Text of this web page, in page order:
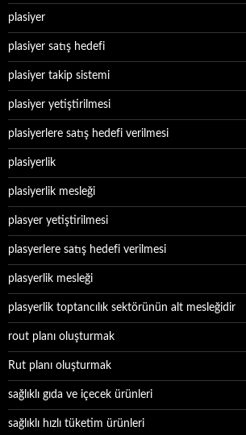
plasiyer
plasiyer satış hedefi
plasiyer takip sistemi
plasiyer yetiştirilmesi
plasiyerlere satış hedefi verilmesi
plasiyerlik
plasiyerlik mesleği
plasyer yetiştirilmesi
plasyerlere satış hedefi verilmesi
plasyerlik mesleği
plasyerlik toptancılık sektörünün alt mesleğidir
rout planı oluşturmak
Rut planı oluşturmak
sağlıklı gıda ve içecek ürünleri
sağlıklı hızlı tüketim ürünleri